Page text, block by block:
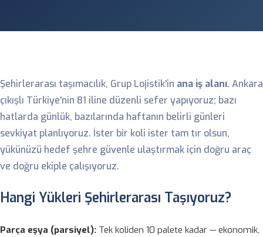
Şehirlerarası taşımacılık, Grup Lojistik'in ana iş alanı. Ankara
çıkışlı Türkiye'nin 81 iline düzenli sefer yapıyoruz; bazı
hatlarda günlük, bazılarında haftanın belirli günleri
sevkiyat planlıyoruz. İster bir koli ister tam tır olsun,
yükünüzü hedef şehre güvenle ulaştırmak için doğru araç
ve doğru ekiple çalışıyoruz.
Hangi Yükleri Şehirlerarası Taşıyoruz?
Parça eşya (parsiyel): Tek koliden 10 palete kadar — ekonomik,